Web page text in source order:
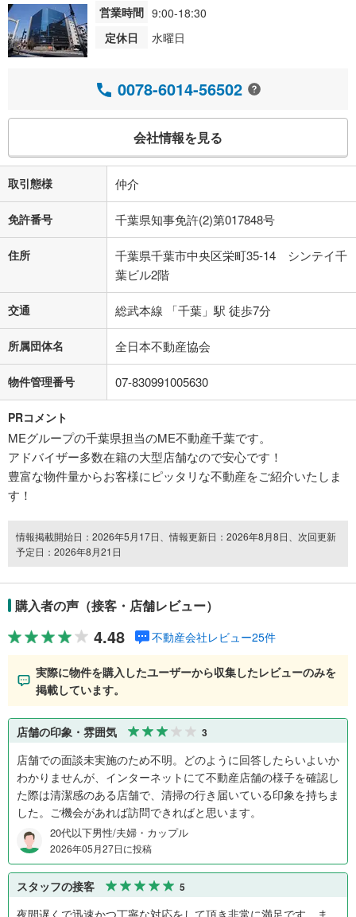
営業時間 9:00-18:30
定休日
水曜日
0078-6014-56502
会社情報を見る
取引態様 仲介
免許番号 千葉県知事免許(2)第017848号
住所
千葉県千葉市中央区栄町35-14 シンテイ千
葉ビル2階
交通 総武本線 「千葉」駅 徒歩7分
所属団体名 全日本不動産協会
物件管理番号 07-830991005630
PRコメント
MEグループの千葉県担当のME不動産千葉です。
アドバイザー多数在籍の大型店舗なので安心です！
豊富な物件量からお客様にピッタリな不動産をご紹介いたしま
す！
情報掲載開始日：2026年5月17日、情報更新日：2026年8月8日、次回更新
予定日：2026年8月21日
購入者の声（接客・店舗レビュー）
4.48 不動産会社レビュー25件
実際に物件を購入したユーザーから収集したレビューのみを
掲載しています。
店舗の印象・雰囲気 3
店舗での面談未実施のため不明。どのように回答したらいよいか
わかりませんが、インターネットにて不動産店舗の様子を確認し
た際は清潔感のある店舗で、清掃の行き届いている印象を持ちま
した。ご機会があれば訪問できればと思います。
20代以下男性/夫婦・カップル
2026年05月27日に投稿
スタッフの接客 5